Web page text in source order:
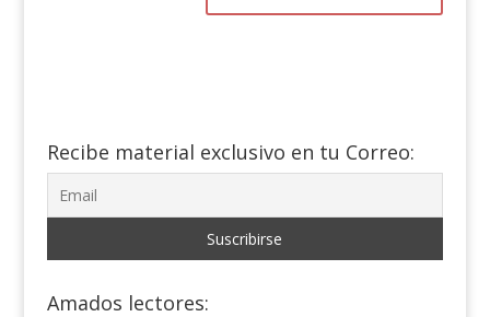
Recibe material exclusivo en tu Correo:
Amados lectores: